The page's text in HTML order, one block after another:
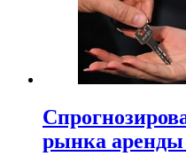
рынка аренды